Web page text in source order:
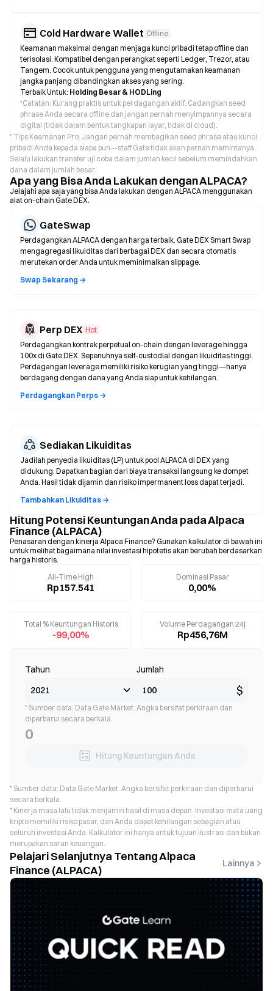
Cold Hardware Wallet Offline
Keamanan maksimal dengan menjaga kunci pribadi tetap offline dan
terisolasi. Kompatibel dengan perangkat seperti Ledger, Trezor, atau
Tangem. Cocok untuk pengguna yang mengutamakan keamanan
jangka panjang dibandingkan akses yang sering.
Terbaik Untuk: Holding Besar & HODLing
*Catatan: Kurang praktis untuk perdagangan aktif. Cadangkan seed
phrase Anda secara offline dan jangan pernah menyimpannya secara
digital (tidak dalam bentuk tangkapan layar, tidak di cloud).
* Tips Keamanan Pro: Jangan pernah membagikan seed phrase atau kunci
pribadi Anda kepada siapa pun—staff Gate tidak akan pernah memintanya.
Selalu lakukan transfer uji coba dalam jumlah kecil sebelum memindahkan
dana dalam jumlah besar.
Apa yang Bisa Anda Lakukan dengan ALPACA?
Jelajahi apa saja yang bisa Anda lakukan dengan ALPACA menggunakan
alat on-chain Gate DEX.
GateSwap
Perdagangkan ALPACA dengan harga terbaik. Gate DEX Smart Swap
mengagregasi likuiditas dari berbagai DEX dan secara otomatis
merutekan order Anda untuk meminimalkan slippage.
Swap Sekarang →
Perp DEX Hot
Perdagangkan kontrak perpetual on-chain dengan leverage hingga
100x di Gate DEX. Sepenuhnya self-custodial dengan likuiditas tinggi.
Perdagangan leverage memiliki risiko kerugian yang tinggi—hanya
berdagang dengan dana yang Anda siap untuk kehilangan.
Perdagangkan Perps →
Sediakan Likuiditas
Jadilah penyedia likuiditas (LP) untuk pool ALPACA di DEX yang
didukung. Dapatkan bagian dari biaya transaksi langsung ke dompet
Anda. Hasil tidak dijamin dan risiko impermanent loss dapat terjadi.
Tambahkan Likuiditas →
Hitung Potensi Keuntungan Anda pada Alpaca
Finance (ALPACA)
Penasaran dengan kinerja Alpaca Finance? Gunakan kalkulator di bawah ini
untuk melihat bagaimana nilai investasi hipotetis akan berubah berdasarkan
harga historis.
All-Time High
Rp157.541
Dominasi Pasar
0,00%
Total % Keuntungan Historis
-99,00%
Volume Perdagangan 24j
Rp456,76M
Tahun Jumlah
$
* Sumber data: Data Gate Market. Angka bersifat perkiraan dan
diperbarui secara berkala.
0
Hitung Keuntungan Anda
* Sumber data: Data Gate Market. Angka bersifat perkiraan dan diperbarui
secara berkala.
* Kinerja masa lalu tidak menjamin hasil di masa depan. Investasi mata uang
kripto memiliki risiko pasar, dan Anda dapat kehilangan sebagian atau
seluruh investasi Anda. Kalkulator ini hanya untuk tujuan ilustrasi dan bukan
merupakan saran keuangan.
Pelajari Selanjutnya Tentang Alpaca
Finance (ALPACA)
Lainnya